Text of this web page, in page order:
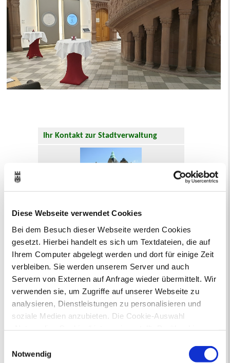
Diese Webseite verwendet Cookies
Bei dem Besuch dieser Webseite werden Cookies
gesetzt. Hierbei handelt es sich um Textdateien, die auf
Ihrem Computer abgelegt werden und dort für einige Zeit
verbleiben. Sie werden unserem Server und auch
Servern von Externen auf Anfrage wieder übermittelt. Wir
verwenden sie, um Zugriffe auf unserer Webseite zu
analysieren, Dienstleistungen zu personalisieren und
soziale Medien anzubieten. Die Cookie-Auswahl
Drittländern (USA) mit unzureichendem
Notwendig
Ihr Kontakt zur Stadtverwaltung
Ausländerangelegenheiten
Beurkundung Vaterschaft, Sorge
und Unterhalt
Gewerbeangelegenheiten
Urkundenservice
Online-Service (Serviceportal)
Kontaktformular
Öffnungszeiten
E-Rechnung FAQ
Bürgerservice von A-Z